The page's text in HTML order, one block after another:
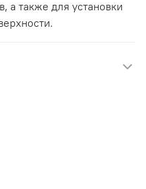
а также для установки